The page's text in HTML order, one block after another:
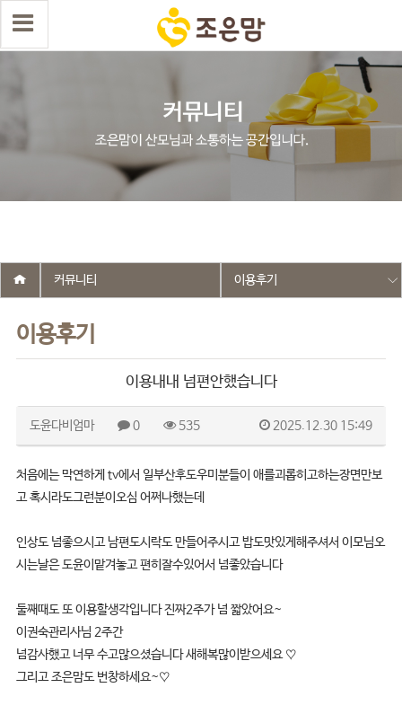
select wr_id, wr_subject from g5_write_m05_04 where wr_is_comment
= 0 and wr_datetime <= '2025-12-30 15:49:53' and wr_id <> '2665'
order by wr_datetime desc limit 1 asdasf
이용후기
커뮤니티 이용후기
이용내내 넘편안했습니다
도윤다비엄마 0 535 2025.12.30 15:49
처음에는 막연하게 tv에서 일부산후도우미분들이 애를괴롭히고하는장면만보
고 혹시라도그런분이오심 어쩌나했는데
인상도 넘좋으시고 남편도시락도 만들어주시고 밥도맛있게해주셔서 이모님오
시는날은 도윤이맡겨놓고 편히잘수있어서 넘좋았습니다
둘째때도 또 이용할생각입니다 진짜2주가 넘 짧았어요~
이권숙관리사님 2주간
넘감사했고 너무 수고많으셨습니다 새해복많이받으세요 ♡
그리고 조은맘도 번창하세요~♡